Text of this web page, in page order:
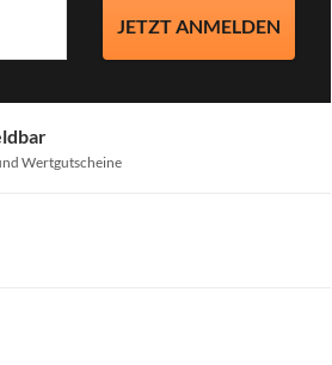
JETZT ANMELDEN
Wertgutscheine